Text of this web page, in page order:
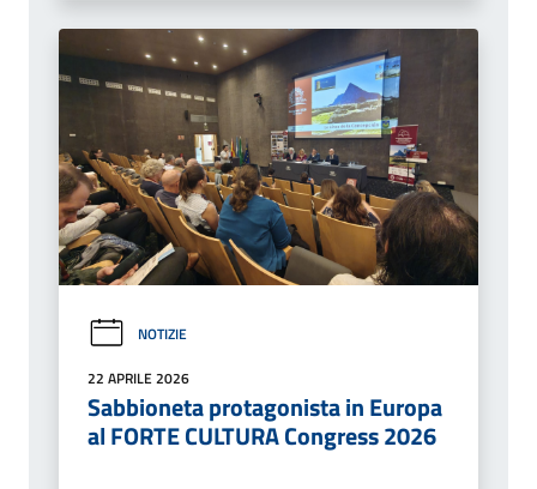
NOTIZIE
22 APRILE 2026
Sabbioneta protagonista in Europa
al FORTE CULTURA Congress 2026